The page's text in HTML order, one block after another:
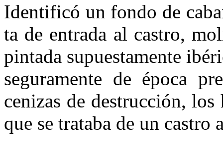
Identificó un fondo de
ta de entrada al castro,
pin­tada supuestamente
se­guramente de época
ceni­zas de destrucción,
que se trataba de un castro